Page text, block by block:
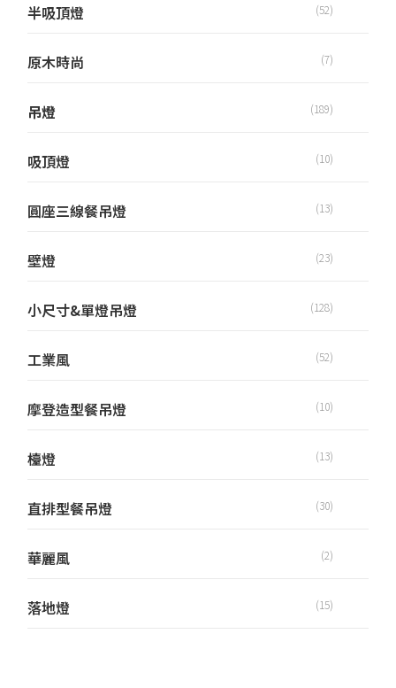
半吸頂燈 (52)
原木時尚 (7)
吊燈 (189)
吸頂燈 (10)
圓座三線餐吊燈 (13)
壁燈 (23)
小尺寸&單燈吊燈 (128)
工業風 (52)
摩登造型餐吊燈 (10)
檯燈 (13)
直排型餐吊燈 (30)
華麗風 (2)
落地燈 (15)